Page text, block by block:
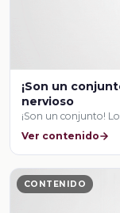
¡Son un
nervioso
¡Son un conjunto!
Ver contenido
CONTENIDO